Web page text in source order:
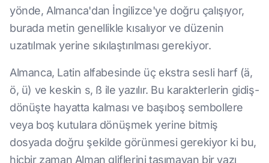
yönde, Almanca'dan İngilizce'ye doğru çalışıyor,
burada metin genellikle kısalıyor ve düzenin
uzatılmak yerine sıkılaştırılması gerekiyor.
Almanca, Latin alfabesinde üç ekstra sesli harf (ä,
ö, ü) ve keskin s, ß ile yazılır. Bu karakterlerin gidiş-
dönüşte hayatta kalması ve başıboş sembollere
veya boş kutulara dönüşmek yerine bitmiş
dosyada doğru şekilde görünmesi gerekiyor ki bu,
hiçbir zaman Alman gliflerini taşımayan bir yazı